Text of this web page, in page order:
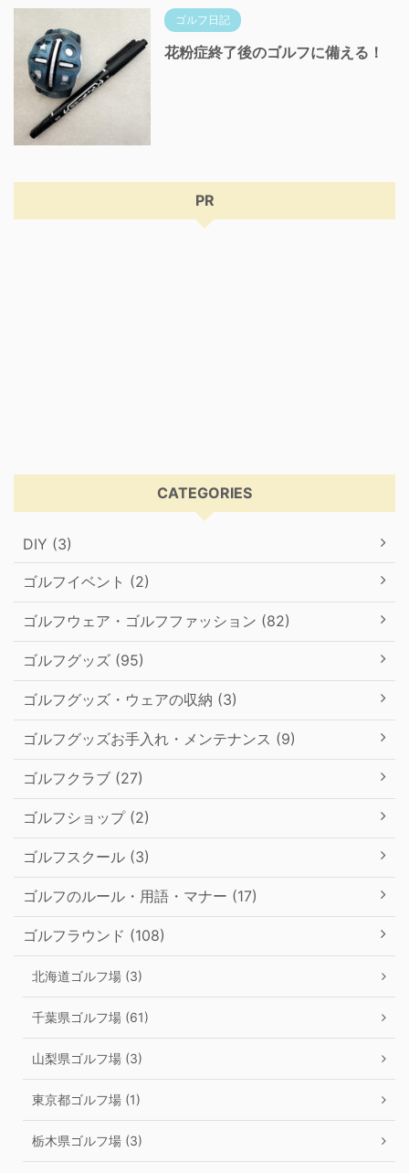
ゴルフ日記
花粉症終了後のゴルフに備える！
PR
CATEGORIES
DIY (3)
ゴルフイベント (2)
ゴルフウェア・ゴルフファッション (82)
ゴルフグッズ (95)
ゴルフグッズ・ウェアの収納 (3)
ゴルフグッズお手入れ・メンテナンス (9)
ゴルフクラブ (27)
ゴルフショップ (2)
ゴルフスクール (3)
ゴルフのルール・用語・マナー (17)
ゴルフラウンド (108)
北海道ゴルフ場 (3)
千葉県ゴルフ場 (61)
山梨県ゴルフ場 (3)
東京都ゴルフ場 (1)
栃木県ゴルフ場 (3)